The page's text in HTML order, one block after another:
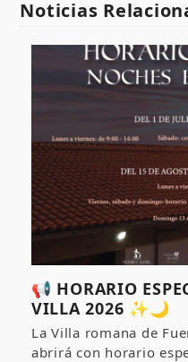
Noticias
📢 HORARIO
VILLA 2026 ✨🌙
La Villa romana de
abrirá con horario